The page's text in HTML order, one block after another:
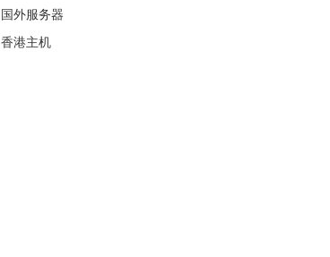
国外服务器
香港主机